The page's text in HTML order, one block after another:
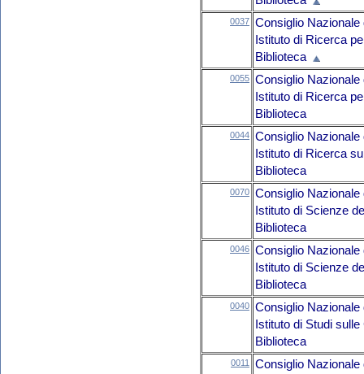
0037 Consiglio Nazionale
Istituto di Ricerca
Biblioteca
0055 Consiglio Nazionale
Istituto di Ricerca
Biblioteca
0044 Consiglio Nazionale
Istituto di Ricerca
Biblioteca
0070 Consiglio Nazionale
Istituto di Scienze
Biblioteca
0046 Consiglio Nazionale
Istituto di Scienze
Biblioteca
0040 Consiglio Nazionale
Istituto di Studi
Biblioteca
0011
Consiglio Nazionale